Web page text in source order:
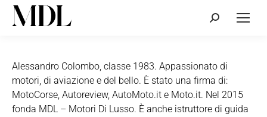
Cerca:
Alessandro Colombo, classe 1983. Appassionato di
motori, di aviazione e del bello. È stato una firma di:
MotoCorse, Autoreview, AutoMoto.it e Moto.it. Nel 2015
fonda MDL – Motori Di Lusso. È anche istruttore di guida